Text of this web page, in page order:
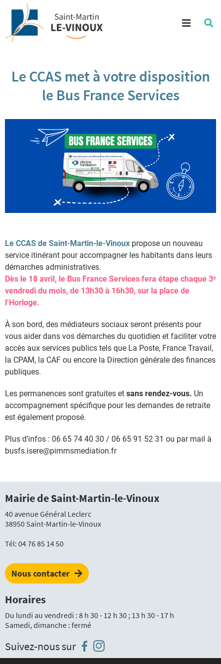
Aller au contenu
Aller à la recherche
Menu
Le CCAS met à votre disposition
le Bus France Services
Le CCAS de Saint-Martin-le-Vinoux propose un nouveau
service itinérant pour accompagner les habitants dans leurs
démarches administratives.
Dès le 18 avril, le Bus France Services fera étape chaque 3ᵉ
vendredi du mois, de 13h30 à 16h30, sur la place de
l’Horloge.
À son bord, des médiateurs sociaux seront présents pour
vous aider dans vos démarches du quotidien et faciliter votre
accès aux services publics tels que La Poste, France Travail,
la CPAM, la CAF ou encore la Direction générale des finances
publiques.
Les permanences sont gratuites et sans rendez-vous. Un
accompagnement spécifique pour les demandes de retraite
est également proposé.
Plus d’infos : 06 65 74 40 30 / 06 65 91 52 31 ou par mail à
busfs.isere@pimmsmediation.fr
Mairie de Saint-Martin-le-Vinoux
40 avenue Général Leclerc
38950 Saint-Martin-le-Vinoux
Tél: 04 76 85 14 50
Nous contacter
Horaires
Du lundi au vendredi : 8 h 30 - 12 h 30 ; 13 h 30 - 17 h
Samedi, dimanche : fermé
Suivez-nous sur Facebook
Instagram